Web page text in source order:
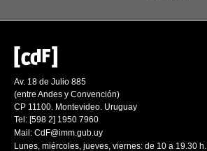
Av. 18 de Julio 885
(entre Andes y Convención)
CP 11100. Montevideo. Uruguay
Tel: [598 2] 1950 7960
Mail: CdF@imm.gub.uy
Lunes, miércoles, jueves, viernes: de 10 a 19.30 h.